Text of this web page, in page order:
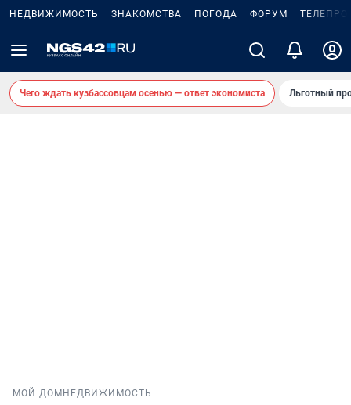
НЕДВИЖИМОСТЬ ЗНАКОМСТВА ПОГОДА ФОРУМ
Чего ждать кузбассовцам осенью — ответ экономиста Льготный
МОЙ ДОМ НЕДВИЖИМОСТЬ